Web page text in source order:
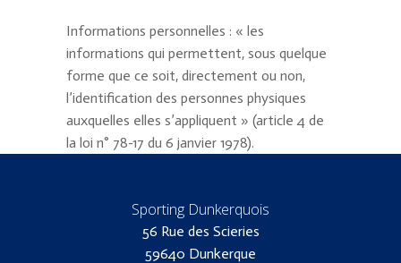
Informations personnelles : « les
informations qui permettent, sous quelque
forme que ce soit, directement ou non,
l’identification des personnes physiques
auxquelles elles s’appliquent » (article 4 de
la loi n° 78-17 du 6 janvier 1978).
Sporting Dunkerquois
56 Rue des Scieries
59640 Dunkerque